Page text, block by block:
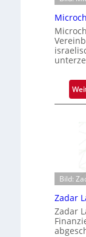
Bild:
Zadar
Zadar